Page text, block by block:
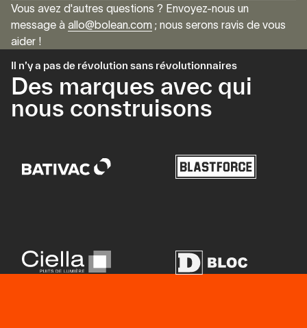
Vous avez d'autres questions ? Envoyez-nous un
message à allo@bolean.com ; nous serons ravis de vous
aider !
Il n’y a pas de révolution sans révolutionnaires
Des marques avec qui
nous construisons